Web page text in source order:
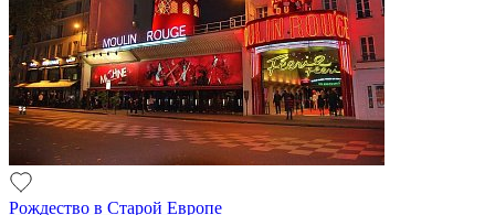
Рождество в Старой Европе